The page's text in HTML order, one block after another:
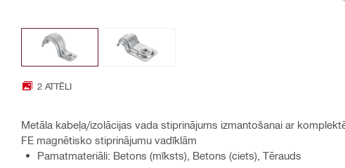
2 ATTĒLI
Metāla kabeļa/izolācijas vada stiprinājums izmantošanai ar
FE magnētisko stiprinājumu vadīklām
Pamatmateriāli: Betons (mīksts), Betons (ciets), Tērauds